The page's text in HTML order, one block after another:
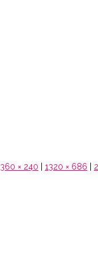
360 × 240 1320 × 686